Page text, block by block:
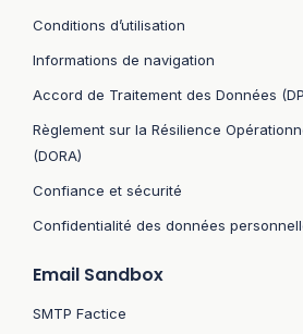
Conditions d’utilisation
Informations de navigation
Accord de Traitement des Données
Règlement sur la Résilience
(DORA)
Confiance et sécurité
Confidentialité des données
Email Sandbox
SMTP Factice